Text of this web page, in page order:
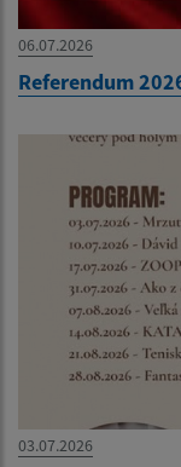
06.07.2026
Referendum
03.07.2026